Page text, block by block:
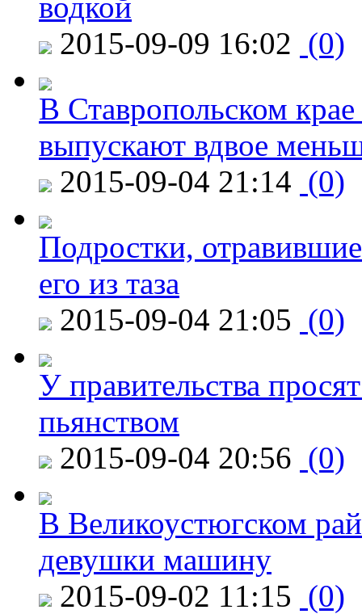
2015-09-09 16:02 (0)
В Ставропольском
выпускают вдвое
2015-09-04 21:14 (0)
Подростки,
его из таза
2015-09-04 21:05 (0)
У правительства
пьянством
2015-09-04 20:56 (0)
В Великоустюгском
девушки машину
2015-09-02 11:15 (0)